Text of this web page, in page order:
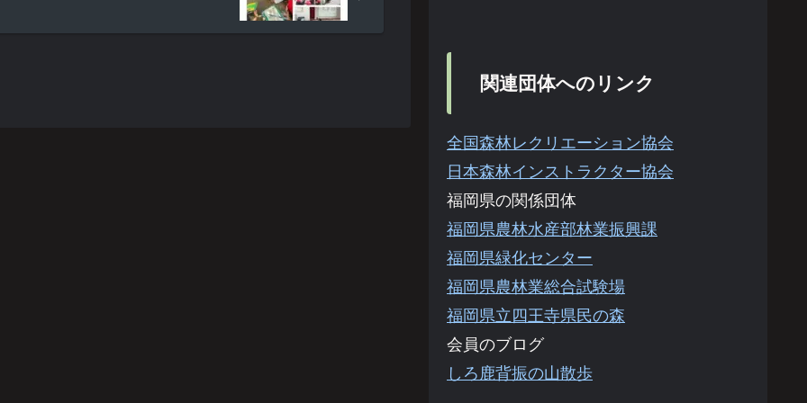
関連団体へのリンク
全国森林レクリエーション協会
日本森林インストラクター協会
福岡県の関係団体
福岡県農林水産部林業振興課
福岡県緑化センター
福岡県農林業総合試験場
福岡県立四王寺県民の森
会員のブログ
しろ鹿背振の山散歩